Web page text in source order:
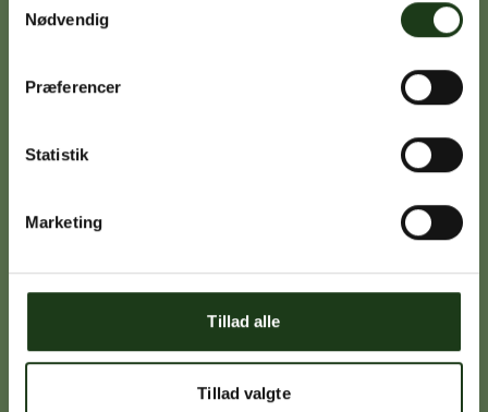
Nødvendig
Præferencer
Statistik
Marketing
Tillad alle
Tillad valgte
Michael Ørskov
Holbæk